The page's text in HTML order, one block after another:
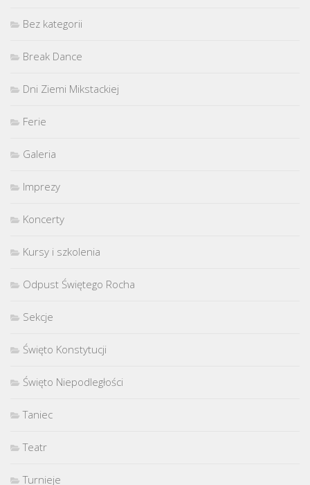
Bez kategorii
Break Dance
Dni Ziemi Mikstackiej
Ferie
Galeria
Imprezy
Koncerty
Kursy i szkolenia
Odpust Świętego Rocha
Sekcje
Święto Konstytucji
Święto Niepodległości
Taniec
Teatr
Turnieje